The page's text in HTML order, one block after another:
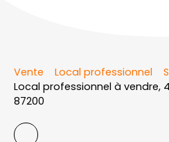
Vente Local professionnel
Local professionnel à vendre,
87200